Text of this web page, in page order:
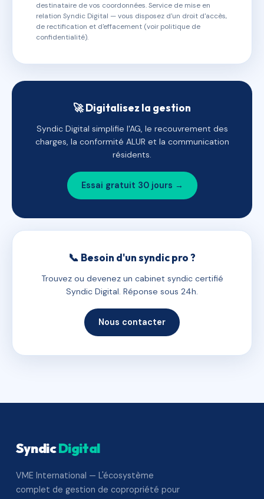
destinataire de vos coordonnées. Service de mise en
relation Syndic Digital — vous disposez d'un droit d'accès,
de rectification et d'effacement (voir politique de
confidentialité).
🚀 Digitalisez la gestion
Syndic Digital simplifie l'AG, le recouvrement des
charges, la conformité ALUR et la communication
résidents.
Essai gratuit 30 jours →
📞 Besoin d'un syndic pro ?
Trouvez ou devenez un cabinet syndic certifié
Syndic Digital. Réponse sous 24h.
Nous contacter
SyndicDigital
VME International — L'écosystème
complet de gestion de copropriété pour